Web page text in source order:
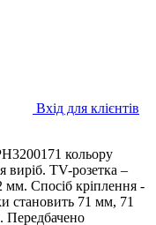
Вхід для клієнтів
кольору
виріб. TV-розетка –
мм. Спосіб кріплення -
становить 71 мм, 71
Передбачено